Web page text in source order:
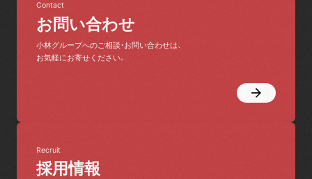
お問い合わせ
Contact
小林グループへのご相談・お問い合わせは、
お気軽にお寄せください。
採用情報
Recruit